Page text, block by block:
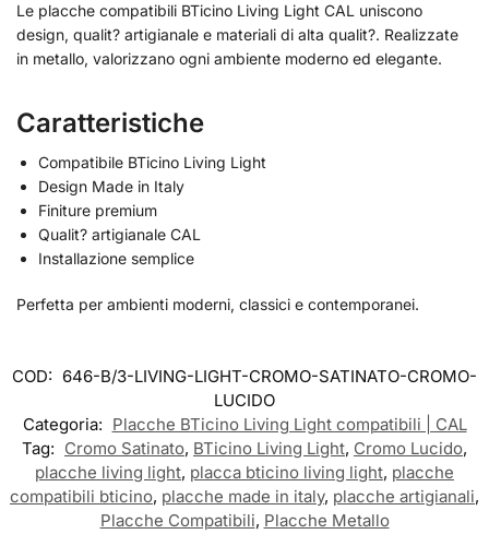
Le placche compatibili BTicino Living Light CAL uniscono
design, qualit? artigianale e materiali di alta qualit?. Realizzate
in metallo, valorizzano ogni ambiente moderno ed elegante.
Caratteristiche
Compatibile BTicino Living Light
Design Made in Italy
Finiture premium
Qualit? artigianale CAL
Installazione semplice
Perfetta per ambienti moderni, classici e contemporanei.
COD: 646-B/3-LIVING-LIGHT-CROMO-SATINATO-CROMO-
LUCIDO
Categoria: Placche BTicino Living Light compatibili | CAL
Tag: Cromo Satinato, BTicino Living Light, Cromo Lucido,
placche living light, placca bticino living light, placche
compatibili bticino, placche made in italy, placche artigianali,
Placche Compatibili, Placche Metallo